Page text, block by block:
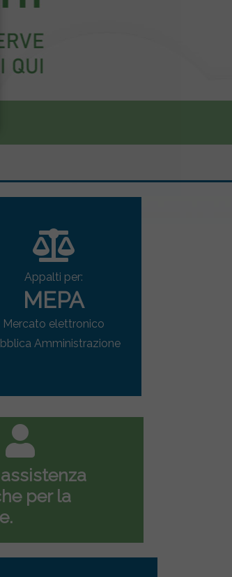
Appalti per:
MEPA
Mercato elettronico
Amministrazione
per la